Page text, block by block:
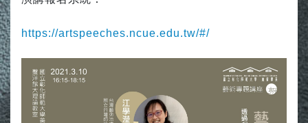
https://artspeeches.ncue.edu.tw/#/